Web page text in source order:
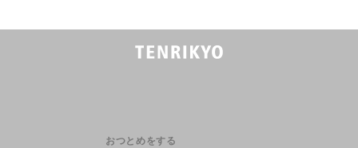
おつとめをする